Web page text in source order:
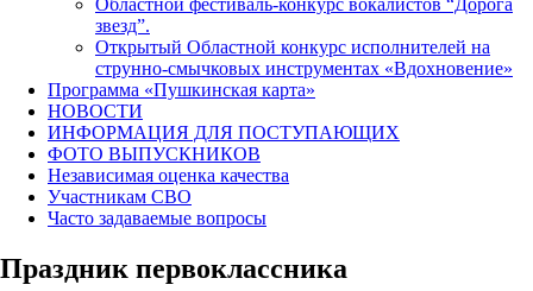
звезд”.
Открытый Областной конкурс исполнителей на
струнно-смычковых инструментах «Вдохновение»
Программа «Пушкинская карта»
НОВОСТИ
ИНФОРМАЦИЯ ДЛЯ ПОСТУПАЮЩИХ
ФОТО ВЫПУСКНИКОВ
Независимая оценка качества
Участникам СВО
Часто задаваемые вопросы
Праздник первоклассника